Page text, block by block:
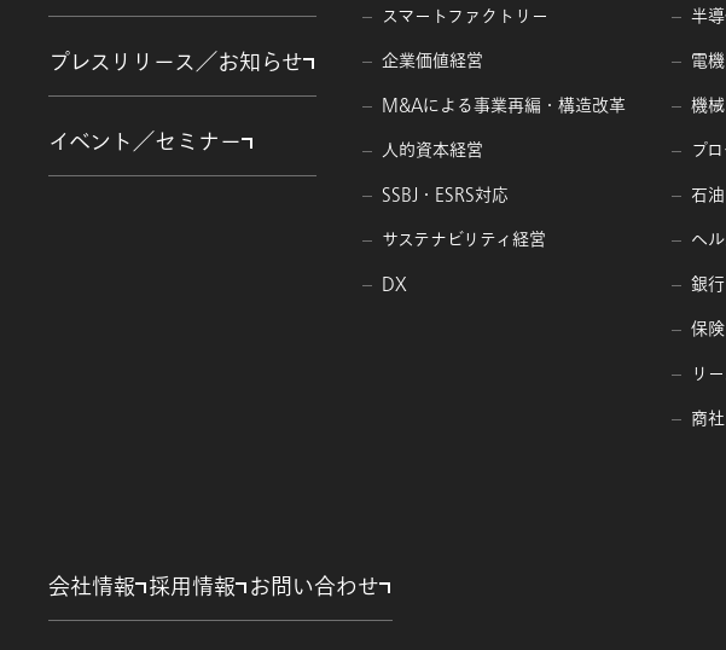
個人情報の提供は任意ですが、提供いただけない
す。
7.個人情報に関するお問い合わせ窓口
個人情報の開示等（開示、訂正、利用停止等）を
る場合には、ご本人様以外への個人情報の漏洩、
人確認を実施し、確認が取れた場合に限り、回答
〒104-0028 東京都中央区八重洲二丁目2番1号 東
プレスリリース／お知らせ
イベント／セミナー
スマートファクトリー
企業価値経営
M&Aによる事業再編・構造改革
人的資本経営
SSBJ・ESRS対応
サステナビリティ経営
DX
半
電機
機械
プ
石油
ヘ
銀
保険
リ
商社
会社情報 採用情報 お問い合わせ